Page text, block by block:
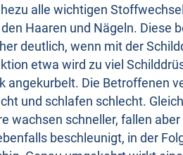
alle wichtigen
Haaren und Nägeln. Diese
deutlich, wenn mit der
etwa wird zu viel
angekurbelt. Die Betroffenen
und schlafen schlecht.
wachsen schneller, fallen
beschleunigt, in der